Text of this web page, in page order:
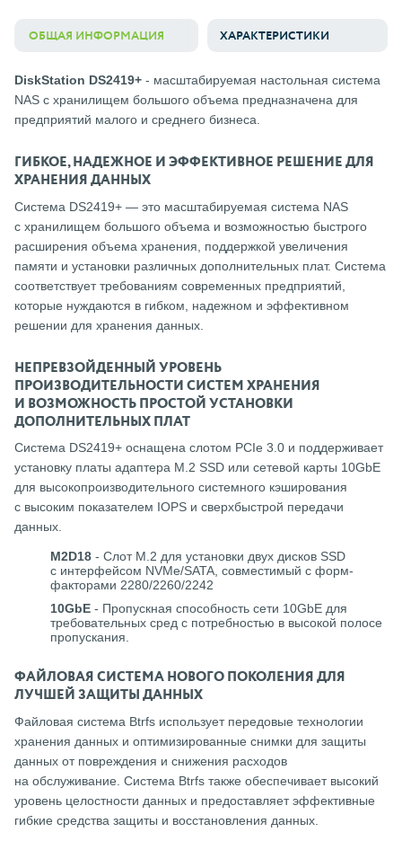
ОБЩАЯ ИНФОРМАЦИЯ ХАРАКТЕРИСТИКИ
DiskStation DS2419+ - масштабируемая настольная система
NAS с хранилищем большого объема предназначена для
предприятий малого и среднего бизнеса.
ГИБКОЕ, НАДЕЖНОЕ И ЭФФЕКТИВНОЕ РЕШЕНИЕ ДЛЯ
ХРАНЕНИЯ ДАННЫХ
Система DS2419+ — это масштабируемая система NAS
с хранилищем большого объема и возможностью быстрого
расширения объема хранения, поддержкой увеличения
памяти и установки различных дополнительных плат. Система
соответствует требованиям современных предприятий,
которые нуждаются в гибком, надежном и эффективном
решении для хранения данных.
НЕПРЕВЗОЙДЕННЫЙ УРОВЕНЬ
ПРОИЗВОДИТЕЛЬНОСТИ СИСТЕМ ХРАНЕНИЯ
И ВОЗМОЖНОСТЬ ПРОСТОЙ УСТАНОВКИ
ДОПОЛНИТЕЛЬНЫХ ПЛАТ
Система DS2419+ оснащена слотом PCIe 3.0 и поддерживает
установку платы адаптера M.2 SSD или сетевой карты 10GbE
для высокопроизводительного системного кэширования
с высоким показателем IOPS и сверхбыстрой передачи
данных.
M2D18 - Слот M.2 для установки двух дисков SSD
с интерфейсом NVMe/SATA, совместимый с форм-
факторами 2280/2260/2242
10GbE - Пропускная способность сети 10GbE для
требовательных сред с потребностью в высокой полосе
пропускания.
ФАЙЛОВАЯ СИСТЕМА НОВОГО ПОКОЛЕНИЯ ДЛЯ
ЛУЧШЕЙ ЗАЩИТЫ ДАННЫХ
Файловая система Btrfs использует передовые технологии
хранения данных и оптимизированные снимки для защиты
данных от повреждения и снижения расходов
на обслуживание. Система Btrfs также обеспечивает высокий
уровень целостности данных и предоставляет эффективные
гибкие средства защиты и восстановления данных.